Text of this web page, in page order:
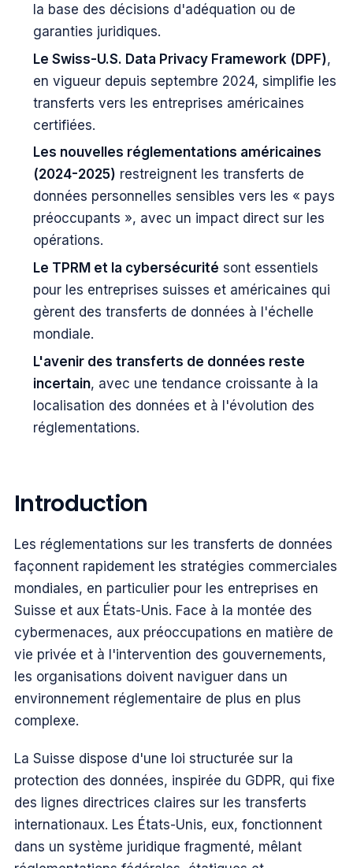
la base des décisions d'adéquation ou de
garanties juridiques.
Le Swiss-U.S. Data Privacy Framework (DPF),
en vigueur depuis septembre 2024, simplifie les
transferts vers les entreprises américaines
certifiées.
Les nouvelles réglementations américaines
(2024-2025) restreignent les transferts de
données personnelles sensibles vers les « pays
préoccupants », avec un impact direct sur les
opérations.
Le TPRM et la cybersécurité sont essentiels
pour les entreprises suisses et américaines qui
gèrent des transferts de données à l'échelle
mondiale.
L'avenir des transferts de données reste
incertain, avec une tendance croissante à la
localisation des données et à l'évolution des
réglementations.
Introduction
Les réglementations sur les transferts de données
façonnent rapidement les stratégies commerciales
mondiales, en particulier pour les entreprises en
Suisse et aux États-Unis. Face à la montée des
cybermenaces, aux préoccupations en matière de
vie privée et à l'intervention des gouvernements,
les organisations doivent naviguer dans un
environnement réglementaire de plus en plus
complexe.
La Suisse dispose d'une loi structurée sur la
protection des données, inspirée du GDPR, qui fixe
des lignes directrices claires sur les transferts
internationaux. Les États-Unis, eux, fonctionnent
dans un système juridique fragmenté, mêlant